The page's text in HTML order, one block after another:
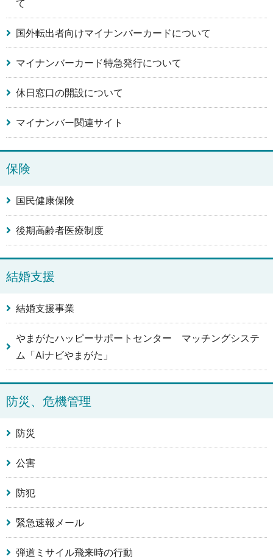
て
国外転出者向けマイナンバーカードについて
マイナンバーカード特急発行について
休日窓口の開設について
マイナンバー関連サイト
保険
国民健康保険
後期高齢者医療制度
結婚支援
結婚支援事業
やまがたハッピーサポートセンター マッチングシステ
ム「Aiナビやまがた」
防災、危機管理
防災
公害
防犯
緊急速報メール
弾道ミサイル飛来時の行動